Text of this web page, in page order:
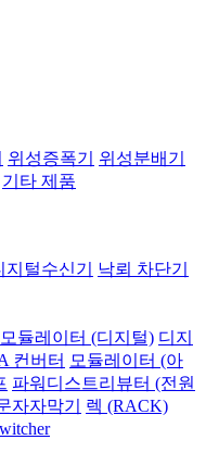
위성증폭기
위성분배기
기타 제품
털수신기
낙뢰 차단기
듈레이터 (디지털) 디지
컨버터 모듈레이터 (아
파워디스트리뷰터 (전원
자자막기
렉 (RACK)